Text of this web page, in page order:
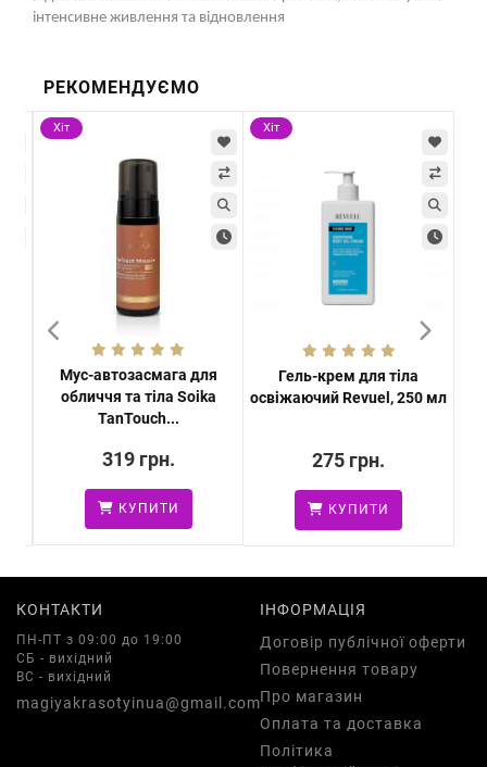
інтенсивне живлення та відновлення
РЕКОМЕНДУЄМО
Хіт
Мус-автозасмага для
обличчя та тіла Soika
TanTouch...
319 грн.
КУПИТИ
Хіт
Гель-крем для тіла
освіжаючий Revuel, 250 мл
275 грн.
КУПИТИ
КОНТАКТИ
ПН-ПТ з 09:00 до 19:00
СБ - вихідний
ВС - вихідний
magiyakrasotyinua@gmail.com
ІНФОРМАЦІЯ
Договір публічної оферти
Повернення товару
Про магазин
Оплата та доставка
Політика